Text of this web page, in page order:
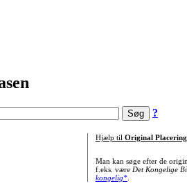
?
Hjælp til Original Placering
Man kan søge efter de
f.eks. være Det Kongelige
kongelig*.